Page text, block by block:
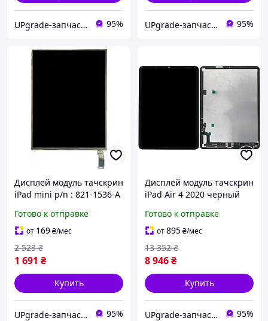
UPgrade-запчасти для мобильных телефонов и планшетов 95% UPgrade-запчасти для мобильных телефонов и планшетов 95%
Дисплей модуль тачскрин
iPad mini p/n : 821-1536-A
Готово к отправке
от 169₴/мес
1 691 ₴
2 523 ₴
Купить
UPgrade-запчасти для мобильных телефонов и планшетов 95%
Дисплей модуль тачскрин
iPad Air 4 2020 черный
стекло
Готово к отправке
от895₴/мес
8 946₴
13 352 ₴
Купить
UPgrade-запчасти для мобильных телефонов и планшетов 95%